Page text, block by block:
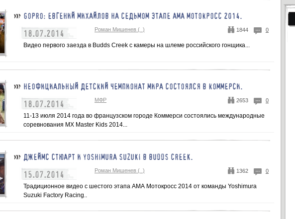
GOPRO: ЕВГЕНИЙ МИХАЙЛОВ НА СЕДЬМОМ ЭТАПЕ АМА МОТОКРОСС 2014.
18.07.2014 Роман Мишенев (_) 1844 0
Видео первого заезда в Budds Creek с камеры на шлеме российского гонщика...
НЕОФИЦИАЛЬНЫЙ ДЕТСКИЙ ЧЕМПИОНАТ МИРА СОСТОЯЛСЯ В КОММЕРСИ.
18.07.2014 МФР 2653 0
11-13 июля 2014 года во французском городе Коммерси состоялись международные
соревнования MX Master Kids 2014...
ДЖЕЙМС СТЮАРТ И YOSHIMURA SUZUKI В BUDDS CREEK.
15.07.2014 Роман Мишенев (_) 1362 0
Традиционное видео с шестого этапа АМА Мотокросс 2014 от команды Yoshimura
Suzuki Factory Racing..